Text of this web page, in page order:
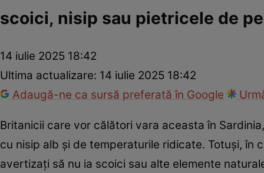
scoici, nisip sau pietricele de
14 iulie 2025 18:42
Ultima actualizare: 14 iulie 2025 18:42
Adaugă-ne ca sursă preferată în Google
Britanicii care vor călători vara aceasta în Sardinia,
cu nisip alb și de temperaturile ridicate. Totuși, în
avertizați să nu ia scoici sau alte elemente